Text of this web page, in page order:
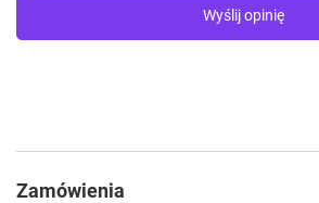
Wyślij opinię
Zamówienia